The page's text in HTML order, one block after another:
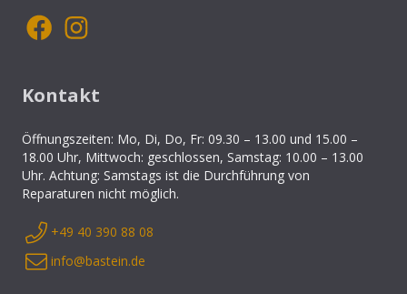
Kontakt
Öffnungszeiten: Mo, Di, Do, Fr: 09.30 – 13.00 und 15.00 –
18.00 Uhr, Mittwoch: geschlossen, Samstag: 10.00 – 13.00
Uhr. Achtung: Samstags ist die Durchführung von
Reparaturen nicht möglich.
+49 40 390 88 08
info@bastein.de